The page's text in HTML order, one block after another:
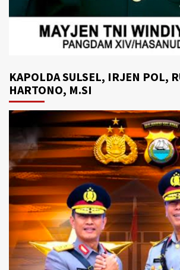
KAPOLDA SULSEL, IRJEN POL,
HARTONO, M.SI